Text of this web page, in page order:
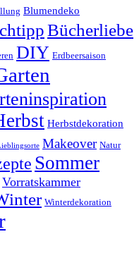
Blumendeko
Bücherliebe
DIY Erdbeersaison
Herbstdekoration
Makeover Natur
Sommer
Vorratskammer
Winterdekoration